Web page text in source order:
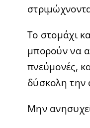
Το στομάχι
μπορούν να
πνεύμονές,
δύσκολη την
Μην